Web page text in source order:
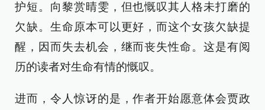
护短。向黎赏晴雯，但也慨叹其人格未打磨的
欠缺。生命原本可以更好，而这个女孩欠缺提
醒，因而失去机会，继而丧失性命。这是有阅
历的读者对生命有情的慨叹。
进而，令人惊讶的是，作者开始愿意体会贾政